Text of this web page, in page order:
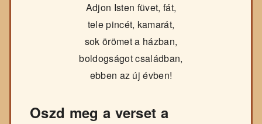
Adjon Isten füvet, fát,
tele pincét, kamarát,
sok örömet a házban,
boldogságot családban,
ebben az új évben!
Oszd meg a verset a